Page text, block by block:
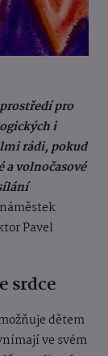
pro
i
rádi, pokud
volnočasové
Pavel
srdce
dětem
ve svém